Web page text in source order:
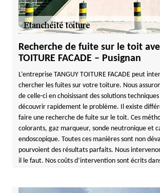
Recherche de fuite sur le toit
TOITURE FACADE – Pusignan
L’entreprise TANGUY TOITURE FACADE peut
chercher les fuites sur votre toiture. Nous
de celle-ci en choisissant des solutions
découvrir rapidement le problème. Il existe
faire une recherche de fuite sur le toit. Ces
colorants, gaz marqueur, sonde neutronique et
endoscopique. Toutes ces manières sont non
pourvoient des résultats parfaits. Nous
il le faut. Nos coûts d’intervention sont écrits